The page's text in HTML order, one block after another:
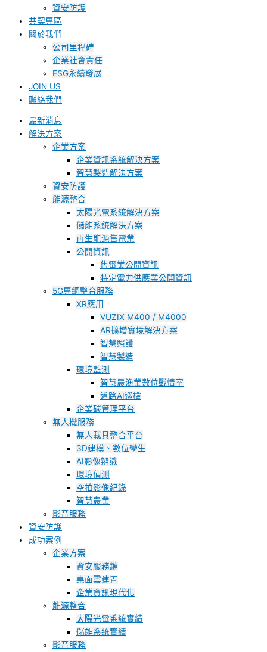
資安防護
共契專區
關於我們
公司里程碑
企業社會責任
ESG永續發展
JOIN US
聯絡我們
最新消息
解決方案
企業方案
企業資訊系統解決方案
智慧製造解決方案
資安防護
能源整合
太陽光電系統解決方案
儲能系統解決方案
再生能源售電業
公開資訊
售電業公開資訊
特定電力供應業公開資訊
5G專網整合服務
XR應用
VUZIX M400 / M4000
AR擴增實境解決方案
智慧照護
智慧製造
環境監測
智慧農漁業數位戰情室
道路AI巡檢
企業碳管理平台
無人機服務
無人載具整合平台
3D建模、數位孿生
AI影像辨識
環境偵測
空拍影像紀錄
智慧農業
影音服務
資安防護
成功案例
企業方案
資安服務鏈
桌面雲建置
企業資訊現代化
能源整合
太陽光電系統實績
儲能系統實績
影音服務